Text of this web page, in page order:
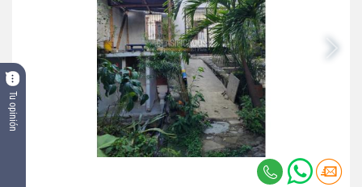
Tu opinión